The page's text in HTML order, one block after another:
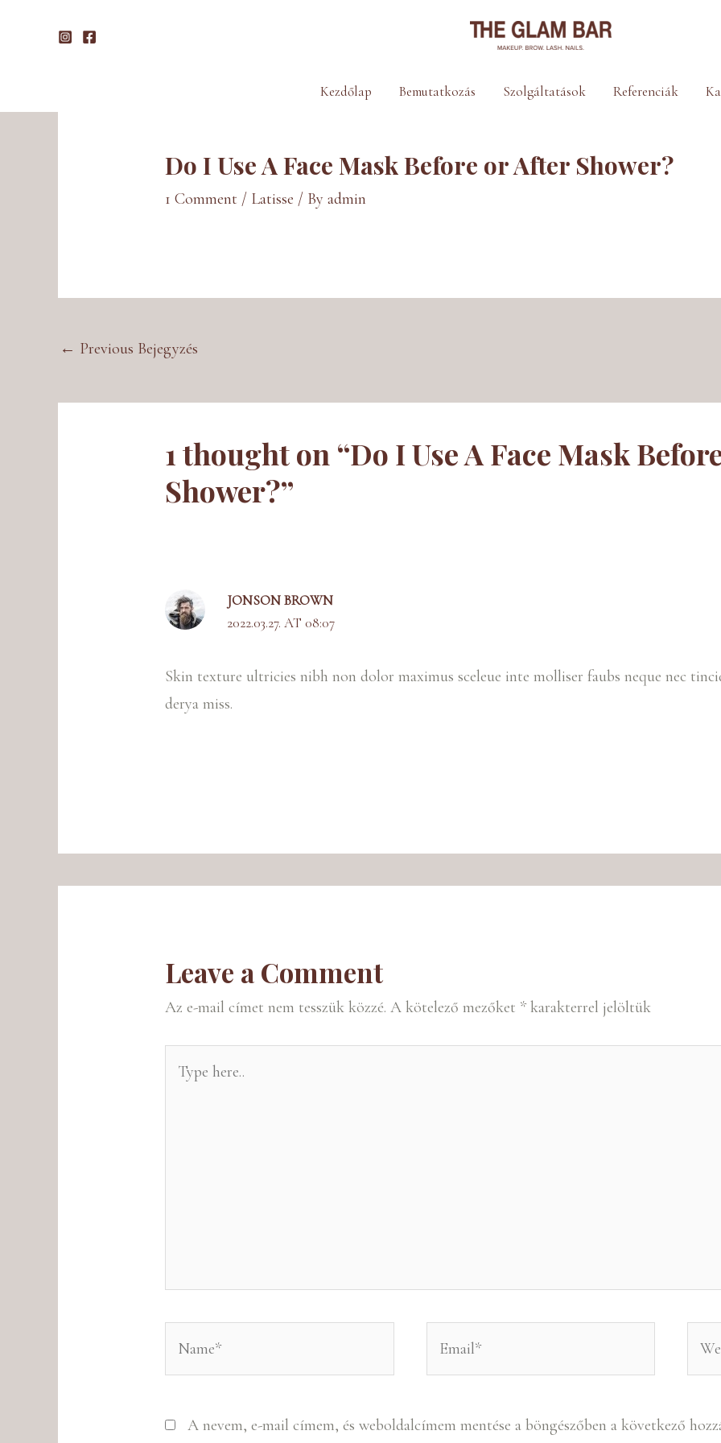
Kezdőlap Bemutatkozás Szolgáltatások Referenciák
Do I Use A Face Mask Before or After Shower?
1 Comment / Latisse / Byadmin
← Previous Bejegyzés
1 thought on “Do I Use A Face Mask
Shower?”
JONSON BROWN
2022.03.27. AT 08:07
Skin texture ultricies nibh non dolor maximus sceleue inte molliser faubs neque nec
derya miss.
Leave a Comment
Az e-mail címet nem tesszük közzé. A kötelező mezőket *karakterrel jelöltük
here..
A nevem, e-mail címem, és weboldalcímem mentése a böngészőben a következő